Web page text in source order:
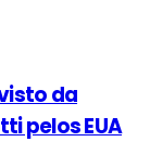
da
pelos EUA